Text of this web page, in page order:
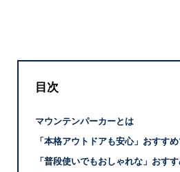
目次
マウンテンパーカーとは
「本格アウトドアも安心」おすす
「普段使いでもおしゃれな」おす